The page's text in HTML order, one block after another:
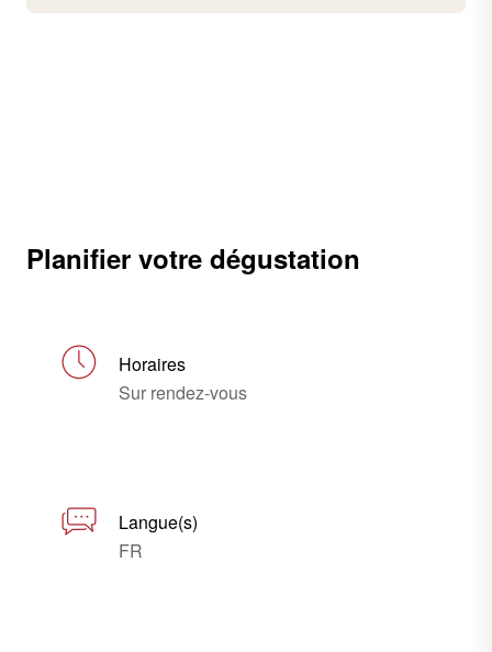
Planifier votre dégustation
Horaires
Sur rendez-vous
Langue(s)
FR